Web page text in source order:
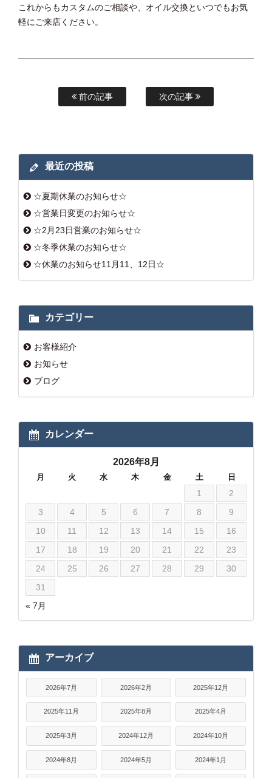
これからもカスタムのご相談や、オイル交換といつでもお気
軽にご来店ください。
前の記事 次の記事
最近の投稿
☆夏期休業のお知らせ☆
☆営業日変更のお知らせ☆
☆2月23日営業のお知らせ☆
☆冬季休業のお知らせ☆
☆休業のお知らせ11月11、12日☆
カテゴリー
お客様紹介
お知らせ
ブログ
カレンダー
2026年8月
月 火 水 木 金 土 日
« 7月
1
2
3
4 5 6 7 8
9
10
11 12 13 14 15
16
17
18 19 20 21 22
23
24
25 26 27 28 29
30
31
アーカイブ
2026年7月 2026年2月 2025年12月
2025年11月 2025年8月 2025年4月
2025年3月 2024年12月 2024年10月
2024年8月 2024年5月 2024年1月